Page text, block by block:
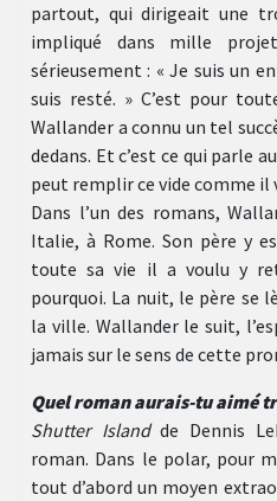
partout, qui dirigeait une
impliqué dans mille
sérieusement : « Je suis un
suis resté. » C’est pour
Wallander a connu un tel
dedans. Et c’est ce qui parle
peut remplir ce vide comme il
Dans l’un des romans,
Italie, à Rome. Son père y
toute sa vie il a voulu y
pourquoi. La nuit, le père se
la ville. Wallander le suit,
jamais sur le sens de cette
Quel roman aurais-tu aimé
Shutter Islandde Dennis
roman. Dans le polar, pour
tout d’abord un moyen